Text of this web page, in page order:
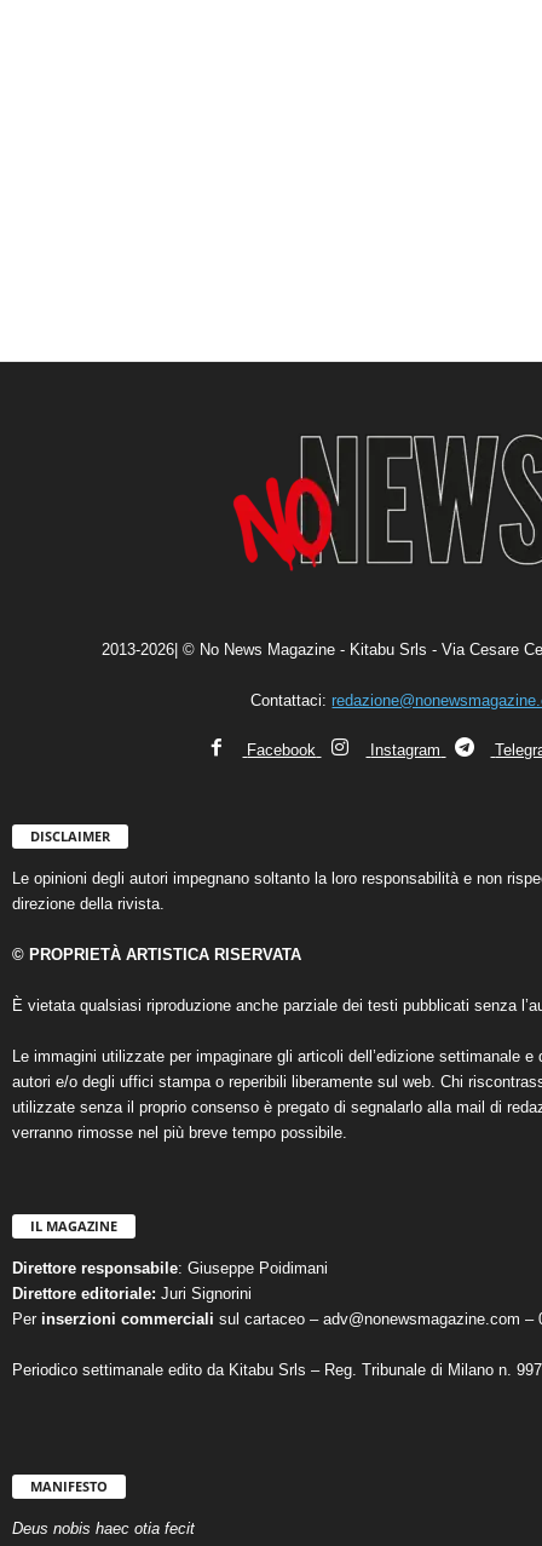
2013-2026| © No News Magazine - Kitabu Srls - Via Cesare
Contattaci:
Facebook Instagram
DISCLAIMER
Le opinioni degli autori impegnano soltanto la loro responsabilità e non
direzione della rivista.
© PROPRIETÀ ARTISTICA RISERVATA
È vietata qualsiasi riproduzione anche parziale dei testi pubblicati senza
Le immagini utilizzate per impaginare gli articoli dell’edizione settimanale
autori e/o degli uffici stampa o reperibili liberamente sul web. Chi
utilizzate senza il proprio consenso è pregato di segnalarlo alla mail di
verranno rimosse nel più breve tempo possibile.
IL MAGAZINE
Direttore responsabile: Giuseppe Poidimani
Direttore editoriale: Juri Signorini
Per inserzioni commerciali sul cartaceo – adv@nonewsmagazine.com –
Periodico settimanale edito da Kitabu Srls – Reg. Tribunale di Milano n.
MANIFESTO
Deus nobis haec otia fecit